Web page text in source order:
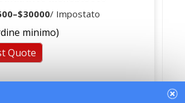
–$30000/ Impostato
minimo)
Quote